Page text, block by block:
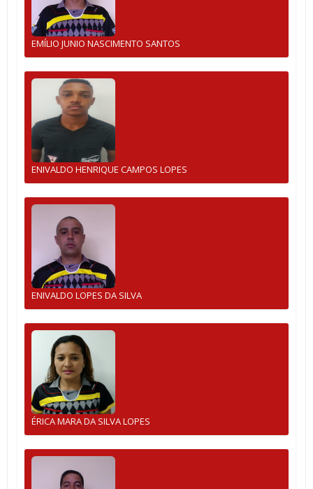
EMÍLIO JUNIO NASCIMENTO SANTOS
ENIVALDO HENRIQUE CAMPOS LOPES
ENIVALDO LOPES DA SILVA
ÉRICA MARA DA SILVA LOPES